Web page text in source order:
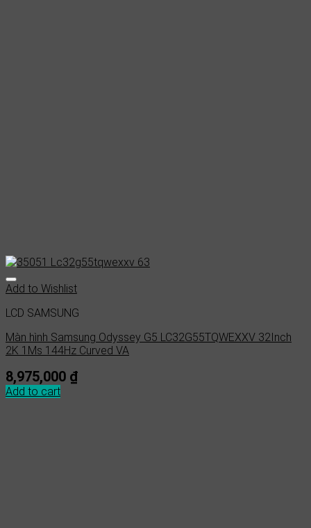
Add to Wishlist
LCD SAMSUNG
Màn hình Samsung Odyssey G5 LC32G55TQWEXXV 32Inch
2K 1Ms 144Hz Curved VA
8,975,000 ₫
Add to cart